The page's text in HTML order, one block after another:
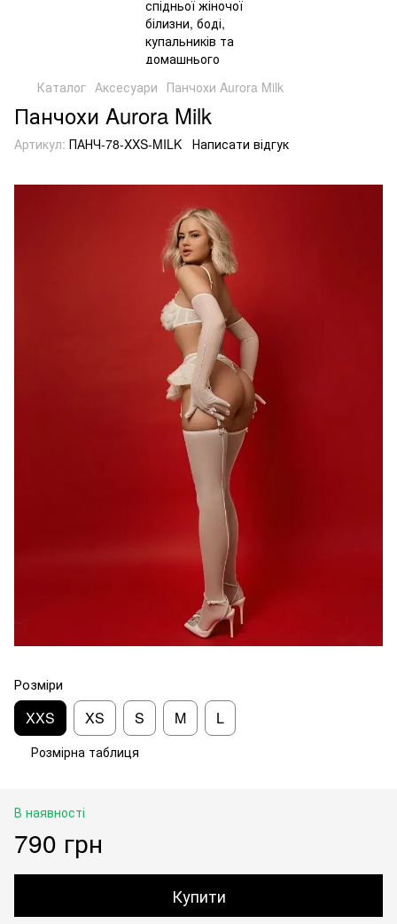
Каталог Аксесуари Панчохи Aurora Milk
Панчохи Aurora Milk
Артикул: ПАНЧ-78-XXS-MILK Написати відгук
Розміри
XXS XS S M L
Розмірна таблиця
В наявності
790 грн
Купити